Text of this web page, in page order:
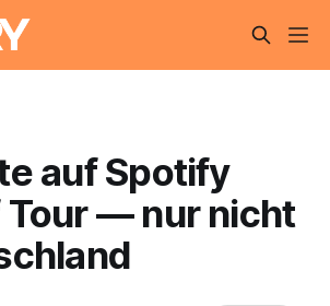
auf Spotify
Tour — nur nicht